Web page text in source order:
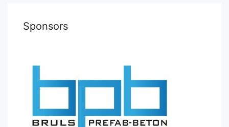
Sponsors